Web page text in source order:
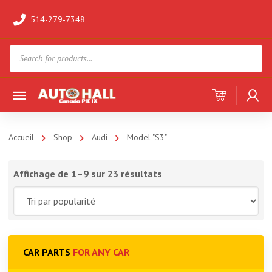
514-279-7348
search
Accueil Shop Audi Model "S3"
Affichage de 1–9 sur 23 résultats
CAR PARTS FOR ANY CAR